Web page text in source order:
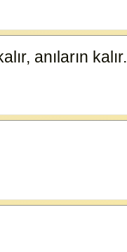
anıların kalır.